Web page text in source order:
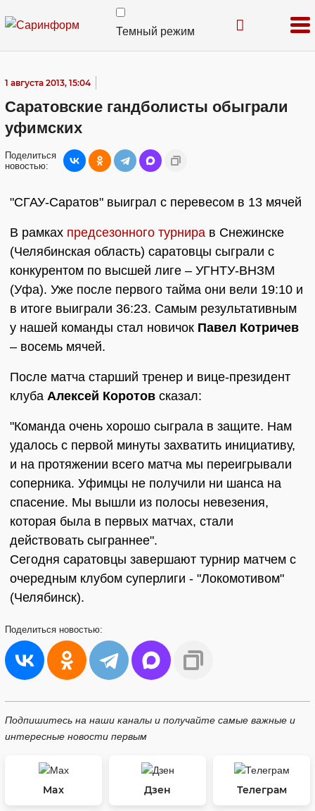
Темный режим
1 августа 2013, 15:04
Саратовские гандболисты обыграли
уфимских
Поделиться
новостью:
"СГАУ-Саратов" выиграл с перевесом в 13 мячей
В рамках предсезонного турнира в Снежинске
(Челябинская область) саратовцы сыграли с
конкурентом по высшей лиге – УГНТУ-ВНЗМ
(Уфа). Уже после первого тайма они вели 19:10 и
в итоге выиграли 36:23. Самым результативным
у нашей команды стал новичок Павел Котричев
– восемь мячей.
После матча старший тренер и вице-президент
клуба Алексей Коротов сказал:
"Команда очень хорошо сыграла в защите. Нам
удалось с первой минуты захватить инициативу,
и на протяжении всего матча мы переигрывали
соперника. Уфимцы не получили ни шанса на
спасение. Мы вышли из полосы невезения,
которая была в первых матчах, стали
действовать сыграннее".
Сегодня саратовцы завершают турнир матчем с
очередным клубом суперлиги - "Локомотивом"
(Челябинск).
Поделиться новостью:
Подпишитесь на наши каналы и получайте самые важные и
интересные новости первым
Max Дзен Телеграм